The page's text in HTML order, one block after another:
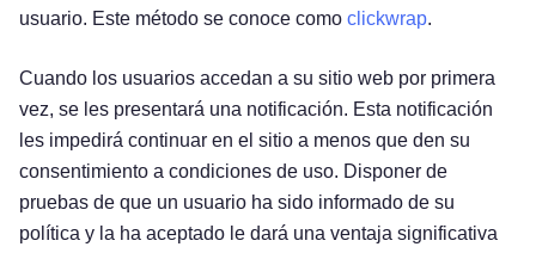
usuario. Este método se conoce como clickwrap.
Cuando los usuarios accedan a su sitio web por primera
vez, se les presentará una notificación. Esta notificación
les impedirá continuar en el sitio a menos que den su
consentimiento a condiciones de uso. Disponer de
pruebas de que un usuario ha sido informado de su
política y la ha aceptado le dará una ventaja significativa